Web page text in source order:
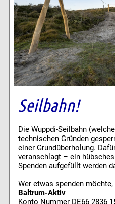
Seilbahn!
Die Wuppdi-Seilbahn
technischen Gründen
einer Grundüberholung.
veranschlagt – ein
Spenden aufgefüllt werden
Wer etwas spenden
Baltrum-Aktiv
Konto Nummer DE66 2836